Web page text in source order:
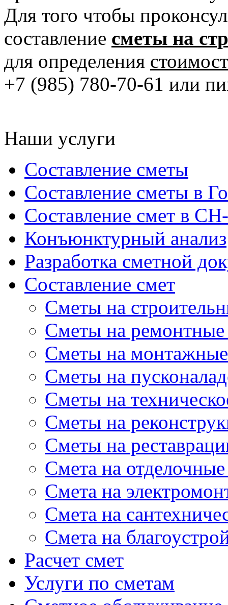
Для того чтобы
составление сметы на
для определения
+7 (985) 780-70-61 или
Наши услуги
Составление сметы
Составление сметы в
Составление смет в
Конъюнктурный анализ
Разработка сметной
Составление смет
Сметы на
Сметы на ремонтные
Сметы на
Сметы на
Сметы на
Сметы на
Сметы на
Cмета на
Cмета на
Cмета на
Смета на
Расчет смет
Услуги по сметам